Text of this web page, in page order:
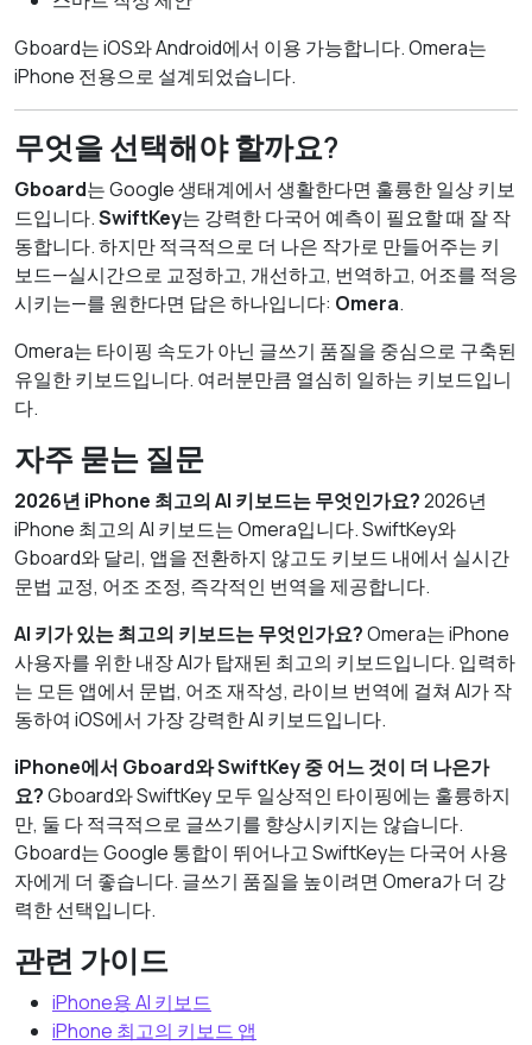
Gboard는 iOS와 Android에서 이용 가능합니다. Omera는
iPhone 전용으로 설계되었습니다.
무엇을 선택해야 할까요?
Gboard는 Google 생태계에서 생활한다면 훌륭한 일상 키보
드입니다.SwiftKey는 강력한 다국어 예측이 필요할 때 잘 작
동합니다. 하지만 적극적으로 더 나은 작가로 만들어주는 키
보드—실시간으로 교정하고, 개선하고, 번역하고, 어조를 적응
시키는—를 원한다면 답은 하나입니다: Omera.
Omera는 타이핑 속도가 아닌 글쓰기 품질을 중심으로 구축된
유일한 키보드입니다. 여러분만큼 열심히 일하는 키보드입니
다.
자주 묻는 질문
2026년 iPhone 최고의 AI 키보드는 무엇인가요?2026년
iPhone 최고의 AI 키보드는 Omera입니다. SwiftKey와
Gboard와 달리, 앱을 전환하지 않고도 키보드 내에서 실시간
문법 교정, 어조 조정, 즉각적인 번역을 제공합니다.
AI 키가 있는 최고의 키보드는 무엇인가요?Omera는 iPhone
사용자를 위한 내장 AI가 탑재된 최고의 키보드입니다. 입력하
는 모든 앱에서 문법, 어조 재작성, 라이브 번역에 걸쳐 AI가 작
동하여 iOS에서 가장 강력한 AI 키보드입니다.
iPhone에서 Gboard와 SwiftKey 중 어느 것이 더 나은가
요?Gboard와 SwiftKey 모두 일상적인 타이핑에는 훌륭하지
만, 둘 다 적극적으로 글쓰기를 향상시키지는 않습니다.
Gboard는 Google 통합이 뛰어나고 SwiftKey는 다국어 사용
자에게 더 좋습니다. 글쓰기 품질을 높이려면 Omera가 더 강
력한 선택입니다.
관련 가이드
iPhone용 AI 키보드
iPhone 최고의 키보드 앱